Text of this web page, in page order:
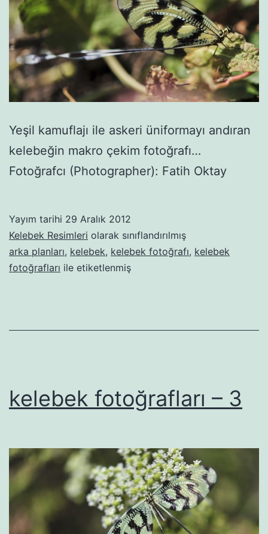
Yeşil kamuflajı ile askeri üniformayı andıran
kelebeğin makro çekim fotoğrafı…
Fotoğrafcı (Photographer): Fatih Oktay
Yayım tarihi 29 Aralık 2012
Kelebek Resimleri olarak sınıflandırılmış
arka planları, kelebek, kelebek fotoğrafı, kelebek
fotoğrafları ile etiketlenmiş
kelebek fotoğrafları – 3